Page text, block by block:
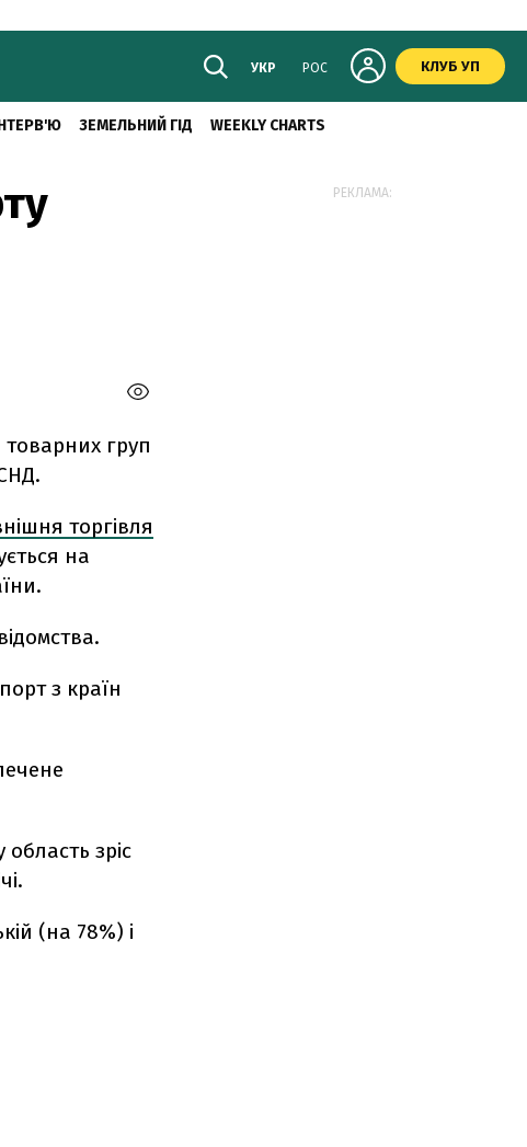
УКР РОС КЛУБ УП
ЗЕМЕЛЬНИЙ ГІД WEEKLY CHARTS
груп
торгівля
на
з країн
зріс
(на 78%) і
РЕКЛАМА: